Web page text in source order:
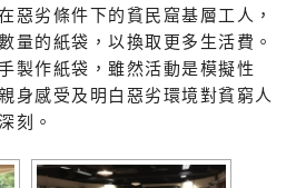
惡劣條件下的貧民窟基層工人，
量的紙袋，以換取更多生活費。
製作紙袋，雖然活動是模擬性
身感受及明白惡劣環境對貧窮人
刻。